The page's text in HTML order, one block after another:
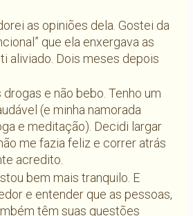
as opiniões dela. Gostei da
que ela enxergava as
aliviado. Dois meses depois
e não bebo. Tenho um
(e minha namorada
e meditação). Decidi largar
me fazia feliz e correr atrás
acredito.
bem mais tranquilo. E
e entender que as pessoas,
têm suas questões